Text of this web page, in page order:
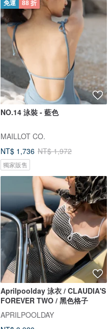
免運 88 折
NO.14 泳裝 - 藍色
MAILLOT CO.
NT$ 1,736 NT$ 1,972
獨家販售
Aprilpoolday 泳衣 / CLAUDIA'S
FOREVER TWO / 黑色格子
APRILPOOLDAY